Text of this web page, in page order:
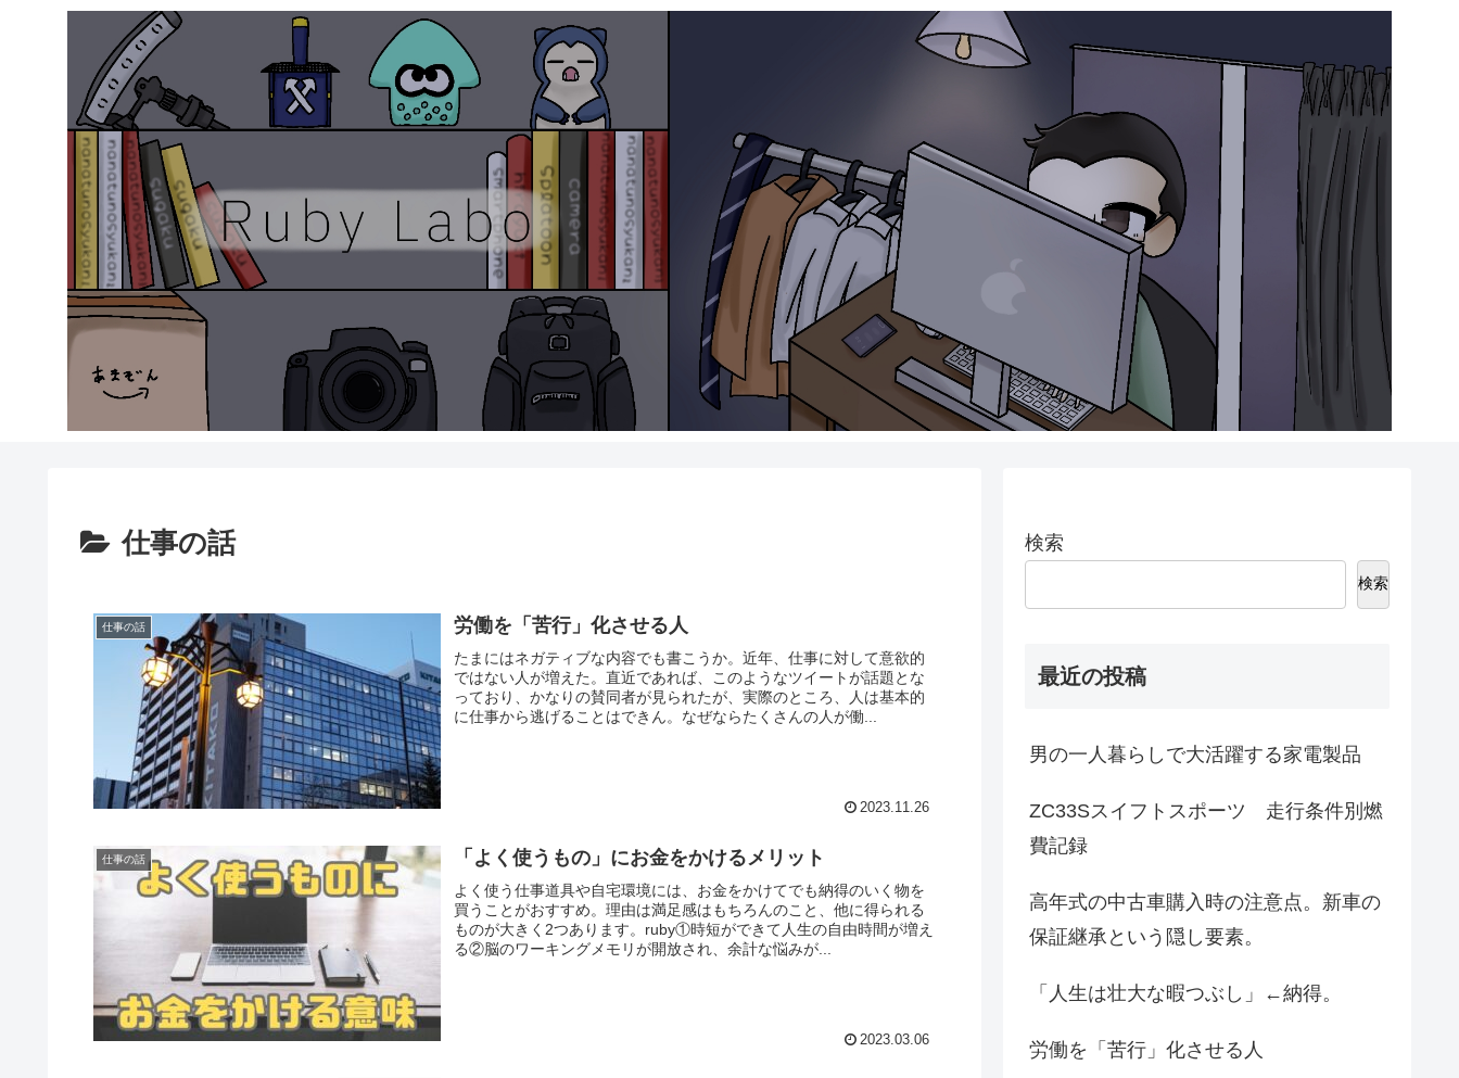
仕事の話
仕事の話 労働を「苦行」化させる人
たまにはネガティブな内容でも書こうか。近年、仕事に対して意欲的
ではない人が増えた。直近であれば、このようなツイートが話題とな
っており、かなりの賛同者が見られたが、実際のところ、人は基本的
に仕事から逃げることはできん。なぜならたくさんの人が働...
2023.11.26
仕事の話 「よく使うもの」にお金をかけるメリット
よく使う仕事道具や自宅環境には、お金をかけてでも納得のいく物を
買うことがおすすめ。理由は満足感はもちろんのこと、他に得られる
ものが大きく2つあります。ruby①時短ができて人生の自由時間が増え
る②脳のワーキングメモリが開放され、余計な悩みが...
2023.03.06
検索
検索
最近の投稿
男の一人暮らしで大活躍する家電製品
ZC33Sスイフトスポーツ 走行条件別燃
費記録
高年式の中古車購入時の注意点。新車の
保証継承という隠し要素。
「人生は壮大な暇つぶし」←納得。
労働を「苦行」化させる人